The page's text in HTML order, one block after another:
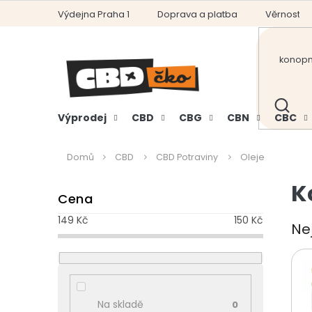
Výdejna Praha 1 Doprava a platba Věrnostní
HLEDAT
Výprodej CBD CBG CBN CBC
Domů CBD CBD Potraviny Oleje
o
s
t
r
a
Cena
149 Kč 150 Kč
Na skladě 0